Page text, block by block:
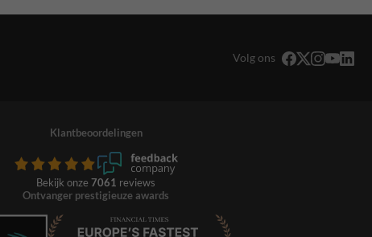
Volg ons
Klantbeoordelingen
Bekijk onze 7061 reviews
Ontvanger prestigieuze awards